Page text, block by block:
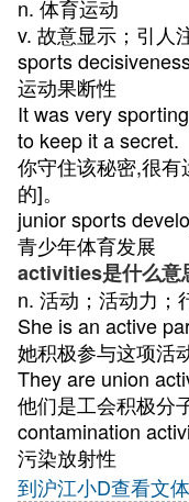
n. 体育运动
v. 故意显示；引人
sports
运动果断性
It was very
to keep it a secret.
你守住该秘密,很
的]。
junior sports
青少年体育发展
activities是什么意
n. 活动；活动力；
She is an active
她积极参与这项活动
They are union
他们是工会积极分子
contamination
污染放射性
到沪江小D查看文